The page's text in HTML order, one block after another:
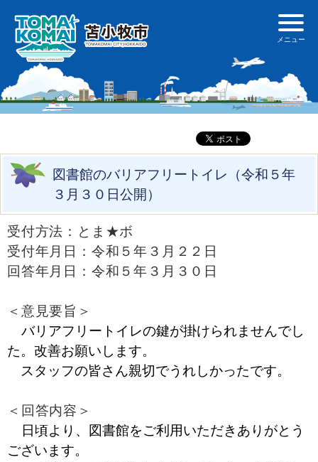
図書館のバリアフリートイレ（令和５年
３月３０日公開）
受付方法：とま★ボ
受付年月日：令和５年３月２２日
回答年月日：令和５年３月３０日
＜意見要旨＞
バリアフリートイレの鍵が掛けられませんでし
た。改善お願いします。
スタッフの皆さん親切でうれしかったです。
＜回答内容＞
日頃より、図書館をご利用いただきありがとう
ございます。